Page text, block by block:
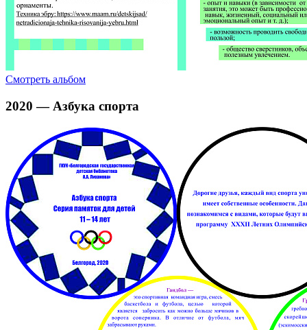
Смотреть альбом
2020 — Азбука спорта